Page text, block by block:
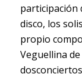
participación
disco, los
propio
Veguellina